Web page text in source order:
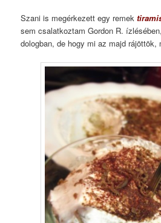
Szani is megérkezett egy remek
sem csalatkoztam Gordon R.
dologban, de hogy mi az majd